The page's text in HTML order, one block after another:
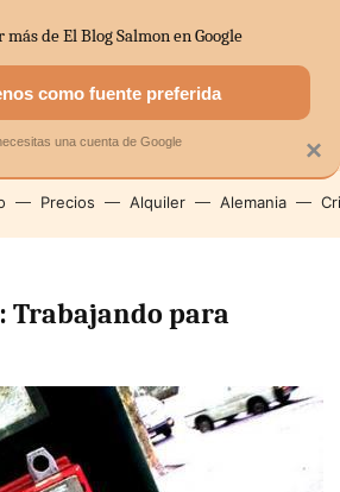
DOMÉSTICA MERCADOS
Precios Alquiler Alemania
Trabajando para
×
más de El Blog Salmon en Google
como fuente preferida
una cuenta de Google